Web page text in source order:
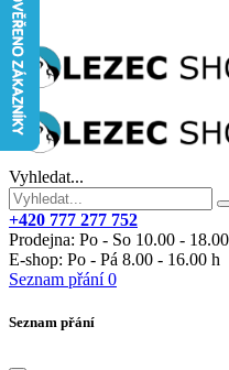
Vyhledat...
+420 777 277 752
Prodejna: Po - So 10.00 -
E-shop: Po - Pá 8.00 - 16.00 h
Seznam přání 0
Seznam přání